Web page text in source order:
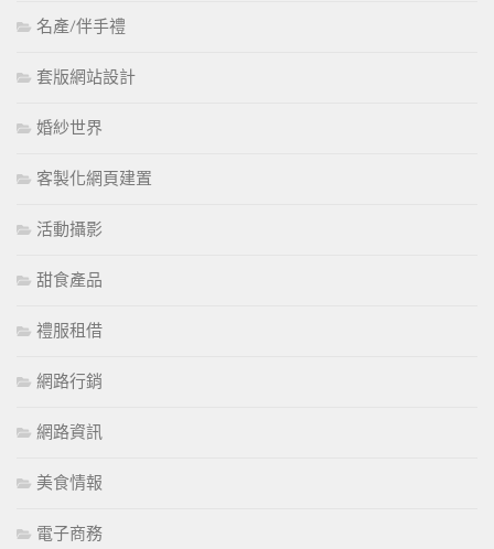
名產/伴手禮
套版網站設計
婚紗世界
客製化網頁建置
活動攝影
甜食產品
禮服租借
網路行銷
網路資訊
美食情報
電子商務